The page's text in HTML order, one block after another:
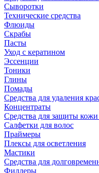
Сыворотки
Технические средства
Флюиды
Скрабы
Пасты
Уход с кератином
Эссенции
Тоники
Глины
Помады
Средства для удаления
Концентраты
Средства для защиты
Салфетки для волос
Праймеры
Плексы для осветления
Мастики
Средства для
Филлеры